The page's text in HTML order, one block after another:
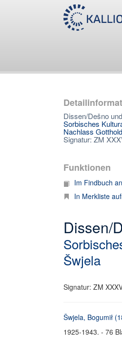
Dissen/Dešno
Sorbisches
Nachlass
Signatur: ZM
Funktionen
Im Findbuch
In Merkliste
Dissen/
Šwjela
Signatur: ZM
Šwjela, Bogumił
1925-1943. - 76